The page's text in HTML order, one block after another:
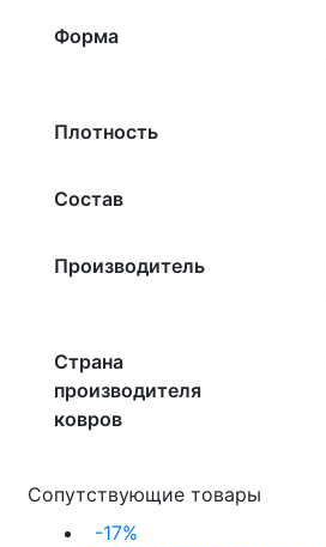
Форма
Плотность
Состав
Производитель
Страна
производителя
ковров
Сопутствующие товары
-17%